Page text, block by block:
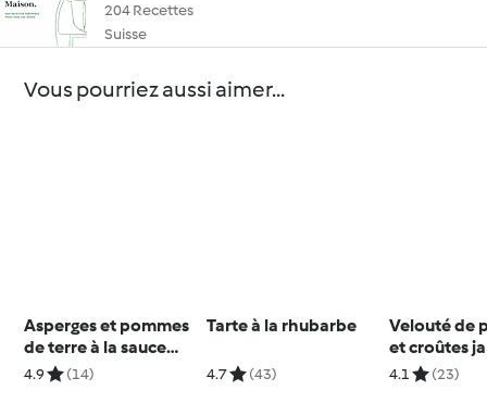
204 Recettes
Suisse
Vous pourriez aussi aimer...
Asperges et pommes
de terre à la sauce
hollandaise au
4.9 (14)
Tarte à la rhubarbe
4.7 (43)
Velouté de
et croûtes
fromage
4.1 (23)